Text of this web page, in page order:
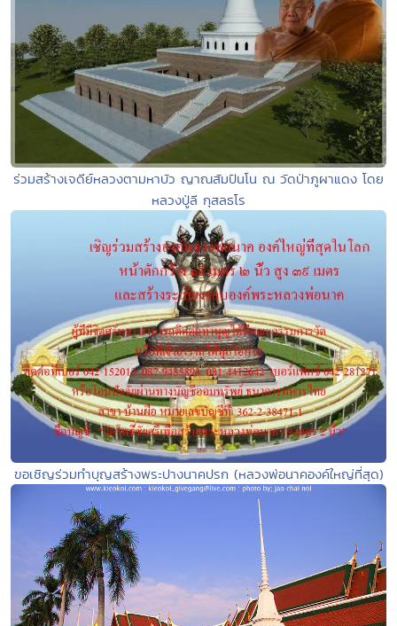
ร่วมสร้างเจดีย์หลวงตามหาบัว ญาณสัมปันโน ณ วัดป่าภูผาแดง โดย
หลวงปู่ลี กุสลธโร
ขอเชิญร่วมทำบุญสร้างพระปางนาคปรก (หลวงพ่อนาคองค์ใหญ่ที่สุด)